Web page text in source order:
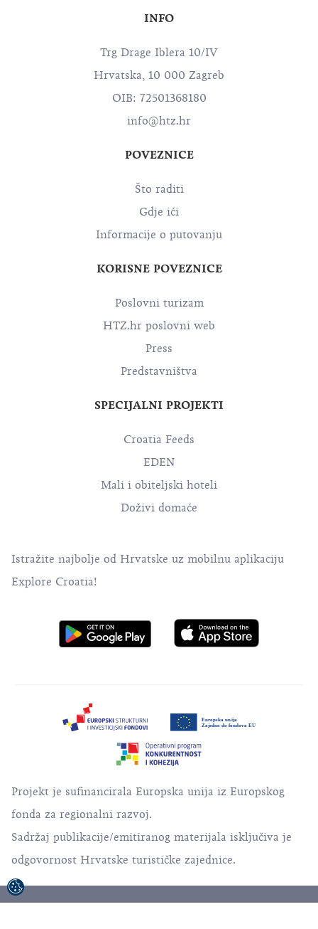
INFO
Trg Drage Iblera 10/IV
Hrvatska, 10 000 Zagreb
OIB: 72501368180
info@htz.hr
POVEZNICE
Što raditi
Gdje ići
Informacije o putovanju
KORISNE POVEZNICE
Poslovni turizam
HTZ.hr poslovni web
Press
Predstavništva
SPECIJALNI PROJEKTI
Croatia Feeds
EDEN
Mali i obiteljski hoteli
Doživi domaće
Istražite najbolje od Hrvatske uz mobilnu aplikaciju
Explore Croatia!
Projekt je sufinancirala Europska unija iz Europskog
fonda za regionalni razvoj.
Sadržaj publikacije/emitiranog materijala isključiva je
odgovornost Hrvatske turističke zajednice.